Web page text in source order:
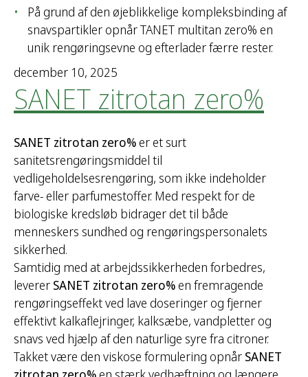
På grund af den øjeblikkelige kompleksbinding af
snavspartikler opnår TANET multitan zero% en
unik rengøringsevne og efterlader færre rester.
december 10, 2025
SANET zitrotan zero%
SANET zitrotan zero% er et surt
sanitetsrengøringsmiddel til
vedligeholdelsesrengøring, som ikke indeholder
farve- eller parfumestoffer. Med respekt for de
biologiske kredsløb bidrager det til både
menneskers sundhed og rengøringspersonalets
sikkerhed.
Samtidig med at arbejdssikkerheden forbedres,
leverer SANET zitrotan zero% en fremragende
rengøringseffekt ved lave doseringer og fjerner
effektivt kalkaflejringer, kalksæbe, vandpletter og
snavs ved hjælp af den naturlige syre fra citroner.
Takket være den viskose formulering opnår SANET